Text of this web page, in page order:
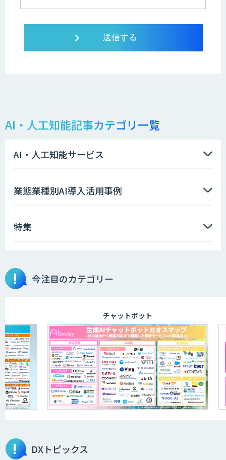
AI・人工知能記事カテゴリ一覧
AI・人工知能サービス
業態業種別AI導入活用事例
特集
今注目のカテゴリー
チャットボット
DXトピックス